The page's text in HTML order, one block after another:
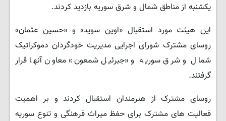
یکشنبه از مناطق شمال و شرق سوریه بازدید کردند.
این هیئت مورد استقبال «اوین سوید» و «حسین عثمان»
روسای مشترک شورای اجرایی مدیریت خودگردان دموکراتیک
شمال و شرق سوریه و «جبرئیل شمعون» معاون آنها قرار
گرفتند.
روسای مشترک از هنرمندان استقبال کردند و بر اهمیت
فعالیت های مشترک برای حفظ میراث فرهنگی و تنوع سوریه